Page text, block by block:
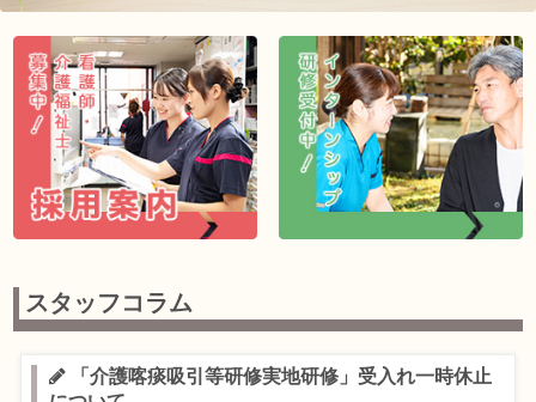
スタッフコラム
「介護喀痰吸引等研修実地研修」受入れ一時休止